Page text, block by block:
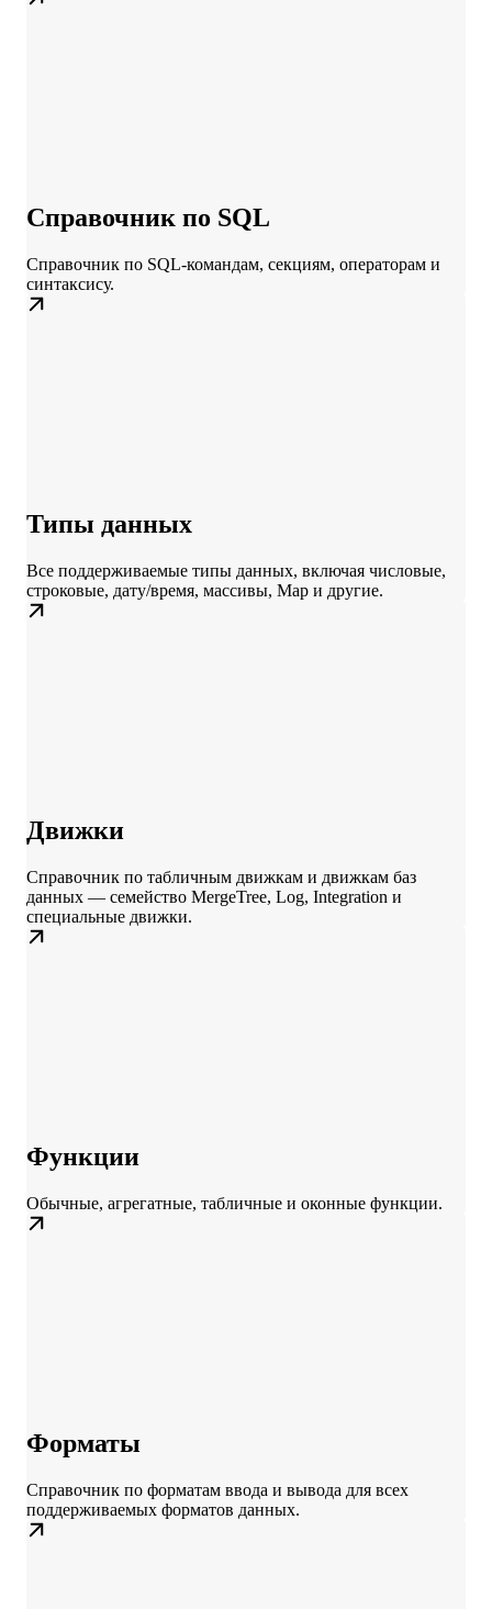
Справочник по SQL
Справочник по SQL-командам, секциям, операторам и
синтаксису.
Типы данных
Все поддерживаемые типы данных, включая числовые,
строковые, дату/время, массивы, Map и другие.
Движки
Справочник по табличным движкам и движкам баз
данных — семейство MergeTree, Log, Integration и
специальные движки.
Функции
Обычные, агрегатные, табличные и оконные функции.
Форматы
Справочник по форматам ввода и вывода для всех
поддерживаемых форматов данных.